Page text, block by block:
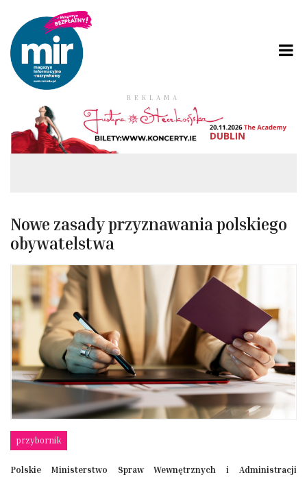
REKLAMA
Nowe zasady przyznawania polskiego
obywatelstwa
przybornik
Polskie Ministerstwo Spraw Wewnętrznych i Administracji